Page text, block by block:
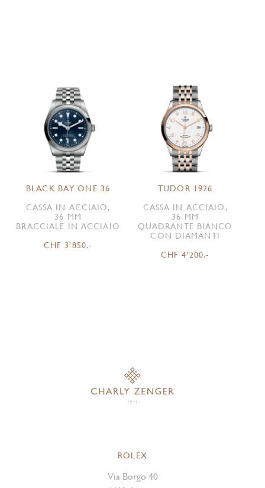
BLACK BAY ONE 36
CASSA IN ACCIAIO,
36 MM
BRACCIALE IN ACCIAIO
CHF 3'850.-
TUDOR 1926
CASSA IN ACCIAIO,
36 MM
QUADRANTE BIANCO
CON DIAMANTI
CHF 4'200.-
ROLEX
Via Borgo 40